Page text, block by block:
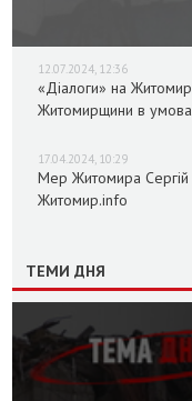
12.07.2024, 12:36
«Діалоги» на
Житомирщини в
17.04.2024, 10:29
Мер Житомира Сергій
Житомир.info
ТЕМИ ДНЯ